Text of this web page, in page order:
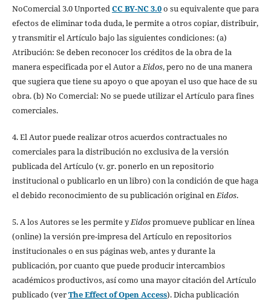
NoComercial 3.0 UnportedCC BY-NC 3.0o su equivalente que para
efectos de eliminar toda duda, le permite a otros copiar, distribuir,
y transmitir el Artículo bajo las siguientes condiciones: (a)
Atribución: Se deben reconocer los créditos de la obra de la
manera especificada por el Autor aEidos, pero no de una manera
que sugiera que tiene su apoyo o que apoyan el uso que hace de su
obra. (b) No Comercial: No se puede utilizar el Artículo para fines
comerciales.
4. El Autor puede realizar otros acuerdos contractuales no
comerciales para la distribución no exclusiva de la versión
publicada del Artículo (v. gr. ponerlo en un repositorio
institucional o publicarlo en un libro) con la condición de que haga
el debido reconocimiento de su publicación original enEidos.
5. A los Autores se les permite yEidospromueve publicar en línea
(online) la versión pre-impresa del Artículo en repositorios
institucionales o en sus páginas web, antes y durante la
publicación, por cuanto que puede producir intercambios
académicos productivos, así como una mayor citación del Artículo
publicado (verThe Effect of Open Access). Dicha publicación